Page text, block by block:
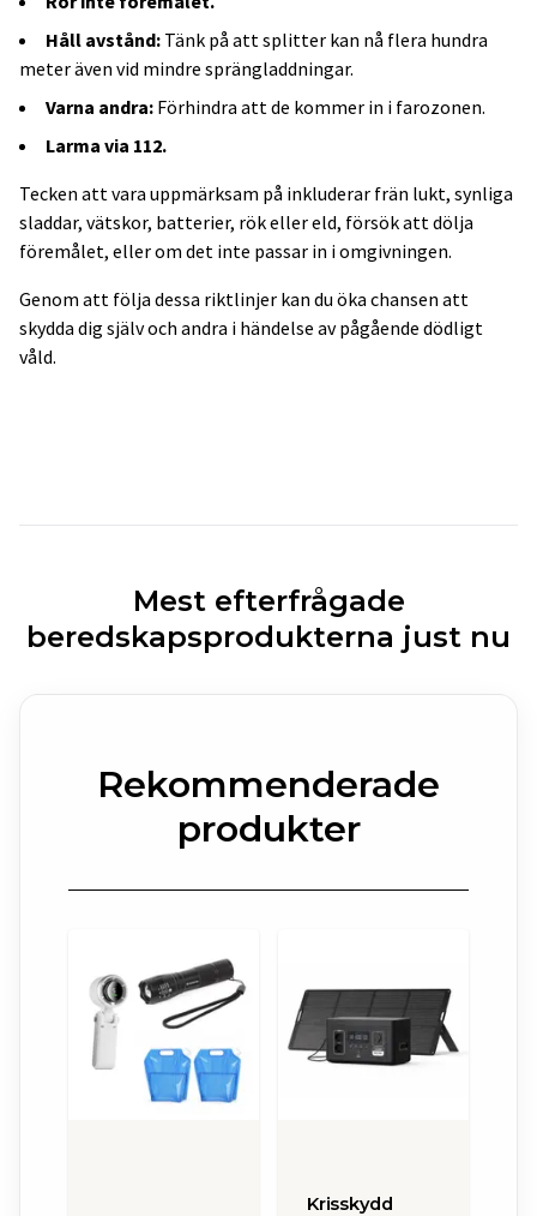
Håll avstånd: Tänk på att splitter kan nå flera hundra
meter även vid mindre sprängladdningar.
Varna andra: Förhindra att de kommer in i farozonen.
Larma via 112.
Tecken att vara uppmärksam på inkluderar frän lukt, synliga
sladdar, vätskor, batterier, rök eller eld, försök att dölja
föremålet, eller om det inte passar in i omgivningen.
Genom att följa dessa riktlinjer kan du öka chansen att
skydda dig själv och andra i händelse av pågående dödligt
våld.
Mest efterfrågade
beredskapsprodukterna just nu
Rekommenderade
produkter
Krisskydd